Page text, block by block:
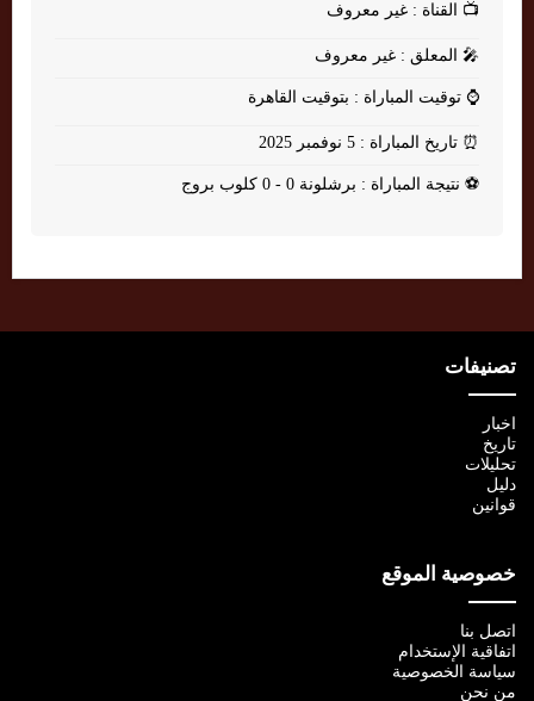
📺 القناة : غير معروف
🎤 المعلق : غير معروف
⌚ توقيت المباراة : بتوقيت القاهرة
⏰ تاريخ المباراة : 5 نوفمبر 2025
⚽ نتيجة المباراة : برشلونة 0 - 0 كلوب بروج
تصنيفات
اخبار
تاريخ
تحليلات
دليل
قوانين
خصوصية الموقع
اتصل بنا
اتفاقية الإستخدام
سياسة الخصوصية
من نحن